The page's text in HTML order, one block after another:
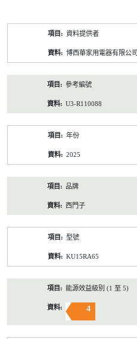
資料提供者
博西華家用電器有限公司
參考編號
U3-R110088
年份
2025
品牌
西門子
型號
KU15RA65
能源效益級別 (1 至 5)
4